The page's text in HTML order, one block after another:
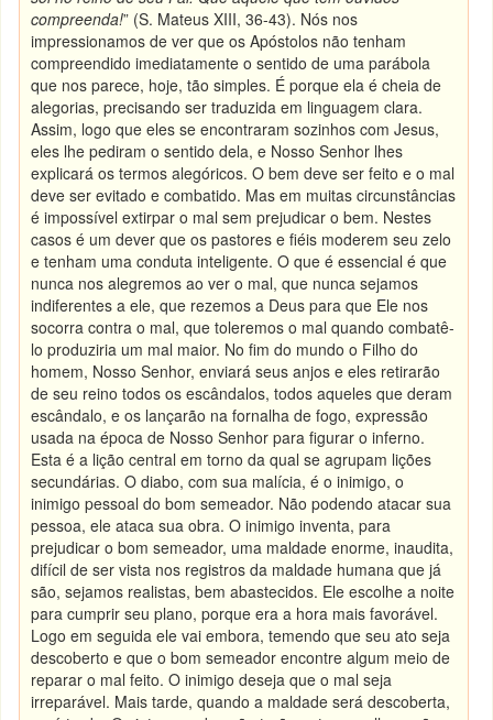
compreenda!” (S. Mateus XIII, 36-43). Nós nos
impressionamos de ver que os Apóstolos não tenham
compreendido imediatamente o sentido de uma parábola
que nos parece, hoje, tão simples. É porque ela é cheia de
alegorias, precisando ser traduzida em linguagem clara.
Assim, logo que eles se encontraram sozinhos com Jesus,
eles lhe pediram o sentido dela, e Nosso Senhor lhes
explicará os termos alegóricos. O bem deve ser feito e o mal
deve ser evitado e combatido. Mas em muitas circunstâncias
é impossível extirpar o mal sem prejudicar o bem. Nestes
casos é um dever que os pastores e fiéis moderem seu zelo
e tenham uma conduta inteligente. O que é essencial é que
nunca nos alegremos ao ver o mal, que nunca sejamos
indiferentes a ele, que rezemos a Deus para que Ele nos
socorra contra o mal, que toleremos o mal quando combatê-
lo produziria um mal maior. No fim do mundo o Filho do
homem, Nosso Senhor, enviará seus anjos e eles retirarão
de seu reino todos os escândalos, todos aqueles que deram
escândalo, e os lançarão na fornalha de fogo, expressão
usada na época de Nosso Senhor para figurar o inferno.
Esta é a lição central em torno da qual se agrupam lições
secundárias. O diabo, com sua malícia, é o inimigo, o
inimigo pessoal do bom semeador. Não podendo atacar sua
pessoa, ele ataca sua obra. O inimigo inventa, para
prejudicar o bom semeador, uma maldade enorme, inaudita,
difícil de ser vista nos registros da maldade humana que já
são, sejamos realistas, bem abastecidos. Ele escolhe a noite
para cumprir seu plano, porque era a hora mais favorável.
Logo em seguida ele vai embora, temendo que seu ato seja
descoberto e que o bom semeador encontre algum meio de
reparar o mal feito. O inimigo deseja que o mal seja
irreparável. Mais tarde, quando a maldade será descoberta,